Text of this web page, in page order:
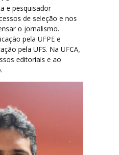
e pesquisador
de seleção e nos
o jornalismo.
pela UFPE e
pela UFS. Na UFCA,
editoriais e ao